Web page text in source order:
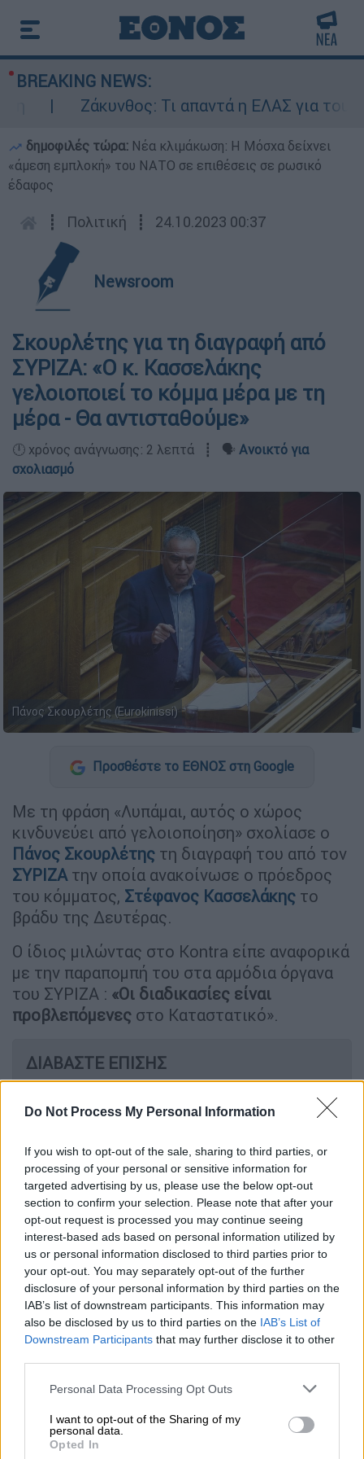
Do Not Process My Personal Information
If you wish to opt-out of the sale, sharing to third parties, or
processing of your personal or sensitive information for
targeted advertising by us, please use the below opt-out
section to confirm your selection. Please note that after your
opt-out request is processed you may continue seeing
interest-based ads based on personal information utilized by
us or personal information disclosed to third parties prior to
your opt-out. You may separately opt-out of the further
disclosure of your personal information by third parties on the
IAB’s list of downstream participants. This information may
also be disclosed by us to third parties on the IAB’s List of
Downstream Participants that may further disclose it to other
Please note that this website/app uses one or more Google
not limited to your visit or usage behaviour. You may click to
grant or deny consent to Google and its third-party tags to
use your data for below specified purposes in below Google
Personal Data Processing Opt Outs
I want to opt-out of the Sharing of my
personal data.
Opted In
BREAKING NEWS:
Ζάκυνθος: Τι απαντά η ΕΛΑΣ για τους 8
δημοφιλές τώρα: Νέα κλιμάκωση: Η Μόσχα δείχνει
«άμεση εμπλοκή» του ΝΑΤΟ σε επιθέσεις σε ρωσικό
έδαφος
┋ Πολιτική ┋ 24.10.2023 00:37
Newsroom
Σκουρλέτης για τη διαγραφή από
ΣΥΡΙΖΑ: «O κ. Κασσελάκης
γελοιοποιεί το κόμμα μέρα με τη
μέρα - Θα αντισταθούμε»
🕛 χρόνος ανάγνωσης: 2 λεπτά ┋ 🗣️ Ανοικτό για
σχολιασμό
Πάνος Σκουρλέτης (Eurokinissi)
Προσθέστε το ΕΘΝΟΣ στη Google
Με τη φράση «Λυπάμαι, αυτός ο χώρος
κινδυνεύει από γελοιοποίηση» σχολίασε ο
Πάνος Σκουρλέτης τη διαγραφή του από τον
ΣΥΡΙΖΑ την οποία ανακοίνωσε ο πρόεδρος
του κόμματος, Στέφανος Κασσελάκης το
βράδυ της Δευτέρας.
Ο ίδιος μιλώντας στο Kontra είπε αναφορικά
με την παραπομπή του στα αρμόδια όργανα
του ΣΥΡΙΖΑ : «Οι διαδικασίες είναι
προβλεπόμενες στο Καταστατικό».
ΔΙΑΒΑΣΤΕ ΕΠΙΣΗΣ
Ραγδαίες εξελίξεις στον ΣΥΡΙΖΑ: Ο
Κασσελάκης δείχνει την έξοδο σε
Βίτσα, Σκουρλέτη και Φίλη -
«Επέλεξαν να θέσουν τον εαυτό τους
εκτός»
Πολιτική|24.10.2023 00:22
ΣΥΡΙΖΑ: Η πρώτη αντίδραση του
Δημήτρη Βίτσα μετά τη διαγραφή
του: «Μη δίνετε σημασία, η Αριστερά
θα συνεχίσει»
«Φαντάζομαι ότι αυτή είναι μία πρόταση
προς την επιτροπή
, που έχει